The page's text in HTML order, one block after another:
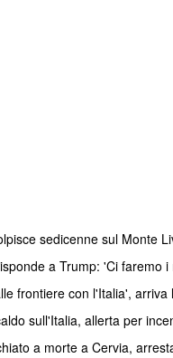
sedicenne sul Monte
a Trump: 'Ci faremo i
frontiere con l'Italia', arriva
sull'Italia, allerta per
a morte a Cervia,